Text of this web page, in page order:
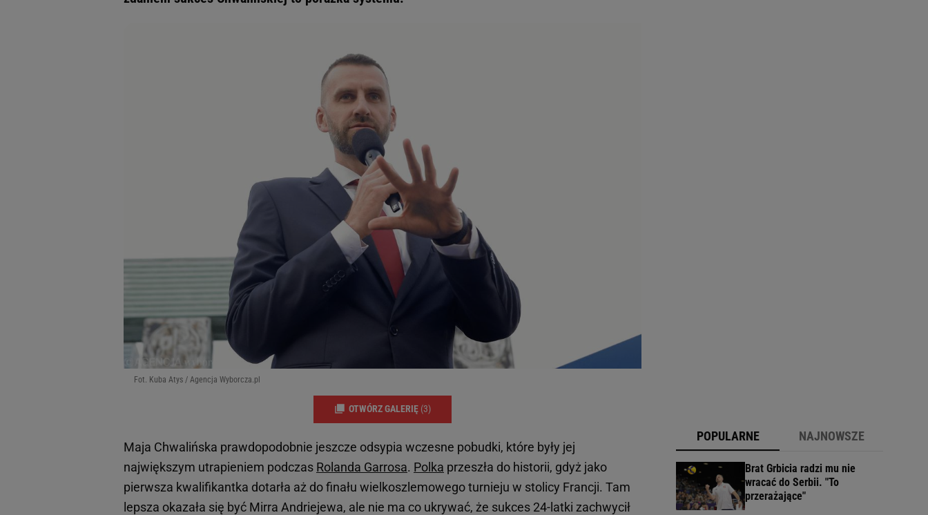
Fot. Kuba Atys / Agencja Wyborcza.pl
OTWÓRZ GALERIĘ (3)
Maja Chwalińska prawdopodobnie jeszcze odsypia wczesne pobudki, które były jej
największym utrapieniem podczas Rolanda Garrosa. Polka przeszła do historii, gdyż jako
pierwsza kwalifikantka dotarła aż do finału wielkoszlemowego turnieju w stolicy Francji. Tam
lepsza okazała się być Mirra Andriejewa, ale nie ma co ukrywać, że sukces 24-latki zachwycił
POPULARNE NAJNOWSZE
Brat Grbicia radzi mu nie
wracać do Serbii. "To
przerażające"